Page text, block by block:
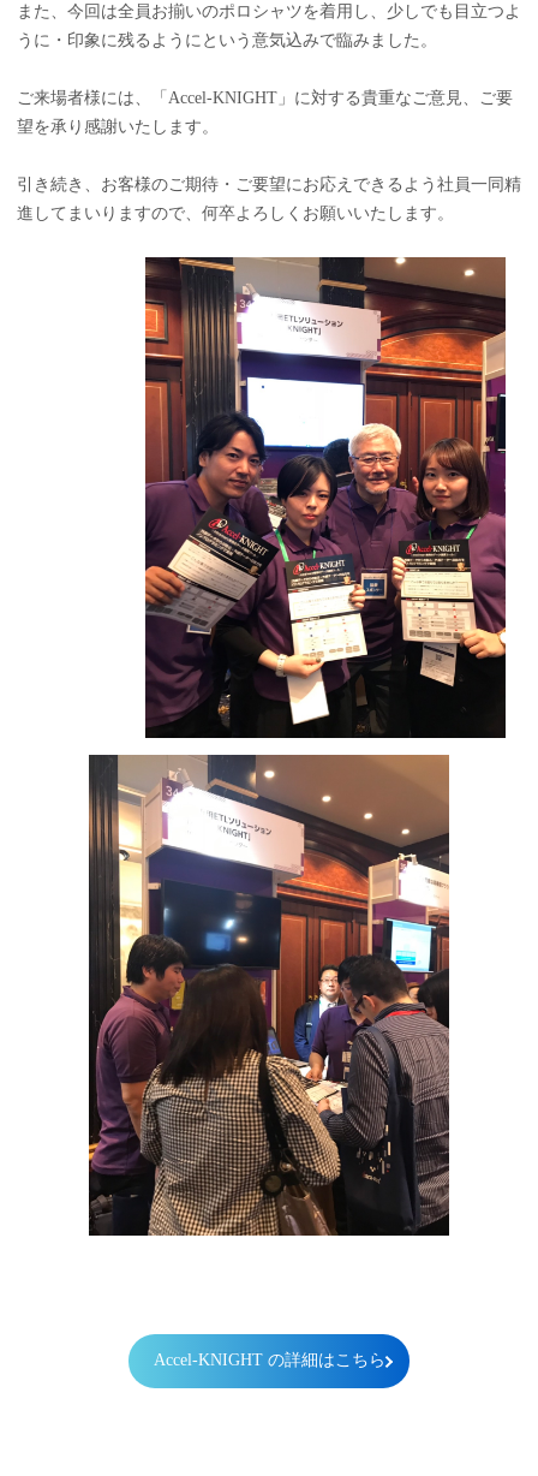
また、今回は全員お揃いのポロシャツを着用し、少しでも目立つよ
うに・印象に残るようにという意気込みで臨みました。
ご来場者様には、「Accel-KNIGHT」に対する貴重なご意見、ご要
望を承り感謝いたします。
引き続き、お客様のご期待・ご要望にお応えできるよう社員一同精
進してまいりますので、何卒よろしくお願いいたします。
Accel-KNIGHT の詳細はこちら